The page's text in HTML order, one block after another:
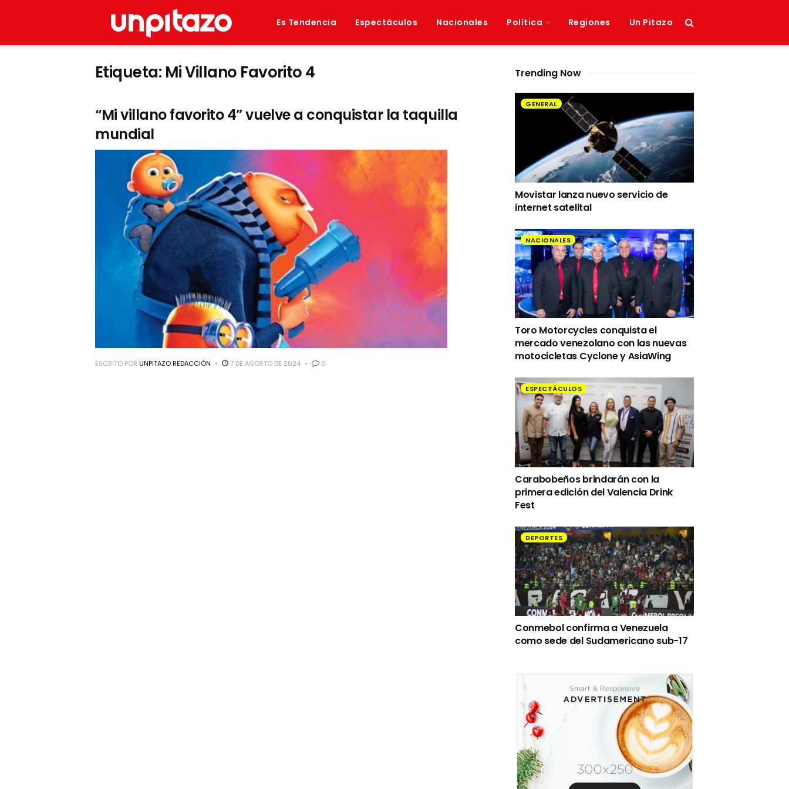
Es Tendencia Espectáculos Nacionales Política Regiones Un Pitazo
Etiqueta: Mi Villano Favorito 4
“Mi villano favorito 4” vuelve a conquistar la taquilla
mundial
ESCRITO POR UNPITAZO REDACCIÓN 7 DE AGOSTO DE 2024 0
Trending Now
GENERAL
Movistar lanza nuevo servicio de
internet satelital
NACIONALES
Toro Motorcycles conquista el
mercado venezolano con las nuevas
motocicletas Cyclone y AsiaWing
ESPECTÁCULOS
Carabobeños brindarán con la
primera edición del Valencia Drink
Fest
DEPORTES
Conmebol confirma a Venezuela
como sede del Sudamericano sub-17